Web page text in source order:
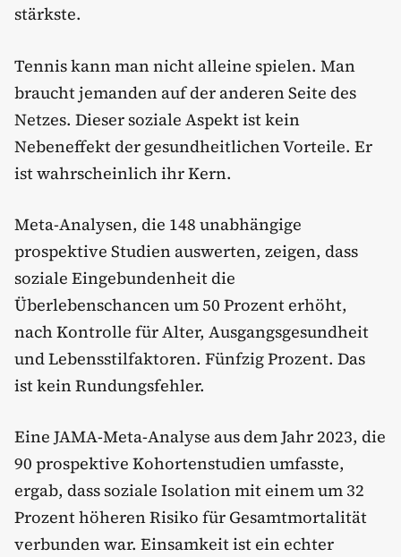
stärkste.
Tennis kann man nicht alleine spielen. Man
braucht jemanden auf der anderen Seite des
Netzes. Dieser soziale Aspekt ist kein
Nebeneffekt der gesundheitlichen Vorteile. Er
ist wahrscheinlich ihr Kern.
Meta-Analysen, die 148 unabhängige
prospektive Studien auswerten, zeigen, dass
soziale Eingebundenheit die
Überlebenschancen um 50 Prozent erhöht,
nach Kontrolle für Alter, Ausgangsgesundheit
und Lebensstilfaktoren. Fünfzig Prozent. Das
ist kein Rundungsfehler.
Eine JAMA-Meta-Analyse aus dem Jahr 2023, die
90 prospektive Kohortenstudien umfasste,
ergab, dass soziale Isolation mit einem um 32
Prozent höheren Risiko für Gesamtmortalität
verbunden war. Einsamkeit ist ein echter